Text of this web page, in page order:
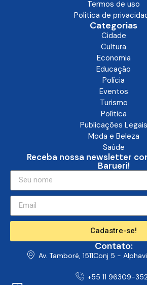
Termos de uso
Politica de
Categorias
Cidade
Cultura
Economia
Educação
Polícia
Eventos
Turismo
Política
Publicações Legais
Moda e Beleza
Saúde
Receba nossa newsletter
Barueri!
Cadastre-se!
Contato:
Av. Tamboré, 1511Conj 5 -
+55 11 96309-